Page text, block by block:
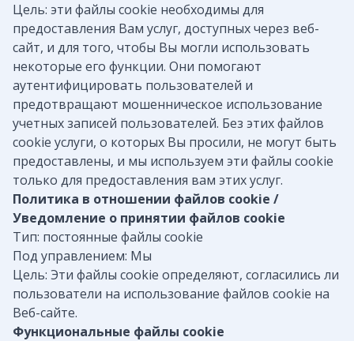
Цель: эти файлы cookie необходимы для
предоставления Вам услуг, доступных через веб-
сайт, и для того, чтобы Вы могли использовать
некоторые его функции. Они помогают
аутентифицировать пользователей и
предотвращают мошенническое использование
учетных записей пользователей. Без этих файлов
cookie услуги, о которых Вы просили, не могут быть
предоставлены, и мы используем эти файлы cookie
только для предоставления вам этих услуг.
Политика в отношении файлов cookie /
Уведомление о принятии файлов cookie
Тип: постоянные файлы cookie
Под управлением: Мы
Цель: Эти файлы cookie определяют, согласились ли
пользователи на использование файлов cookie на
Веб-сайте.
Функциональные файлы cookie